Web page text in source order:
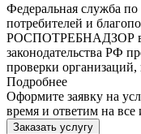
Федеральная служба
потребителей и
РОСПОТРЕБНАДЗОР в
законодательства РФ
проверки
Подробнее
Оформите заявку на
время и ответим на
Заказать услугу